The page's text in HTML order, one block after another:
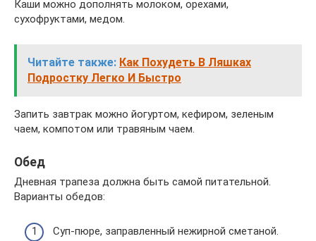
Каши можно дополнять молоком, орехами,
сухофруктами, медом.
Читайте также: Как Похудеть В Ляшках
Подростку Легко И Быстро
Запить завтрак можно йогуртом, кефиром, зеленым
чаем, компотом или травяным чаем.
Обед
Дневная трапеза должна быть самой питательной.
Варианты обедов:
Суп-пюре, заправленный нежирной сметаной.